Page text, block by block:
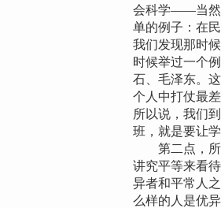
会科学——当然
单的例子：在
我们发现那时
时候举过一个
石、毛泽东。
个人中打仗最
所以说，我们
班，就是要让
第二点，所谓
讲究平等来看
异者和平常人
么样的人是优